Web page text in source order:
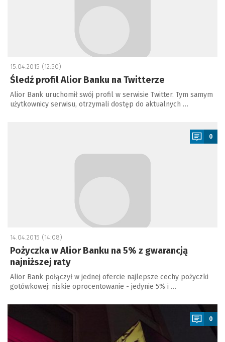
15.04.2015 (12:50)
Śledź profil Alior Banku na Twitterze
Alior Bank uruchomił swój profil w serwisie Twitter. Tym samym
użytkownicy serwisu, otrzymali dostęp do aktualnych …
0
14.04.2015 (14:08)
Pożyczka w Alior Banku na 5% z gwarancją
najniższej raty
Alior Bank połączył w jednej ofercie najlepsze cechy pożyczki
gotówkowej: niskie oprocentowanie - jedynie 5% i …
a
0